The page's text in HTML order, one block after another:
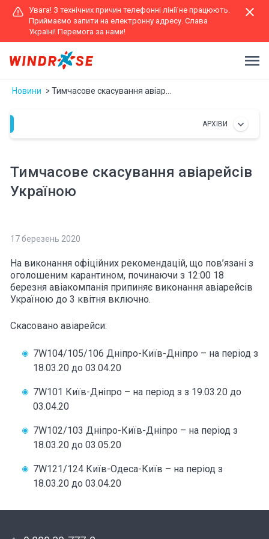
Увага! З технічних причин телефонні лінії не працюють.
Приймаємо запити на електронну адресу. Слава
Україні! Перемога за нами!
Новини
АРХІВИ
Тимчасове скасування авіарейсів
Україною
17 березень 2020
На виконання офіційних рекомендацій, що пов’язані з
оголошеним карантином, починаючи з 12:00 18
березня авіакомпанія припиняє виконання авіарейсів
Україною до 3 квітня включно.
Скасовано авіарейси:
7W104/105/106 Дніпро-Київ-Дніпро – на період з
18.03.20 до 03.04.20
7W101 Київ-Дніпро – на період з з 19.03.20 до
03.04.20
7W102/103 Дніпро-Київ-Дніпро – на період з
18.03.20 до 03.05.20
7W121/124 Київ-Одеса-Київ – на період з
18.03.20 до 03.04.20